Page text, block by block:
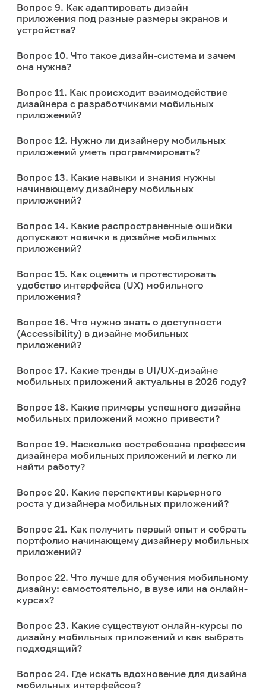
Вопрос 9. Как адаптировать дизайн
приложения под разные размеры экранов и
устройства?
Вопрос 10. Что такое дизайн-система и зачем
она нужна?
Вопрос 11. Как происходит взаимодействие
дизайнера с разработчиками мобильных
приложений?
Вопрос 12. Нужно ли дизайнеру мобильных
приложений уметь программировать?
Вопрос 13. Какие навыки и знания нужны
начинающему дизайнеру мобильных
приложений?
Вопрос 14. Какие распространенные ошибки
допускают новички в дизайне мобильных
приложений?
Вопрос 15. Как оценить и протестировать
удобство интерфейса (UX) мобильного
приложения?
Вопрос 16. Что нужно знать о доступности
(Accessibility) в дизайне мобильных
приложений?
Вопрос 17. Какие тренды в UI/UX-дизайне
мобильных приложений актуальны в 2026 году?
Вопрос 18. Какие примеры успешного дизайна
мобильных приложений можно привести?
Вопрос 19. Насколько востребована профессия
дизайнера мобильных приложений и легко ли
найти работу?
Вопрос 20. Какие перспективы карьерного
роста у дизайнера мобильных приложений?
Вопрос 21. Как получить первый опыт и собрать
портфолио начинающему дизайнеру мобильных
приложений?
Вопрос 22. Что лучше для обучения мобильному
дизайну: самостоятельно, в вузе или на онлайн-
курсах?
Вопрос 23. Какие существуют онлайн-курсы по
дизайну мобильных приложений и как выбрать
подходящий?
Вопрос 24. Где искать вдохновение для дизайна
мобильных интерфейсов?